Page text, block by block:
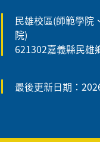
民雄校區(師範學院
院)
621302嘉義縣民雄
最後更新日期：